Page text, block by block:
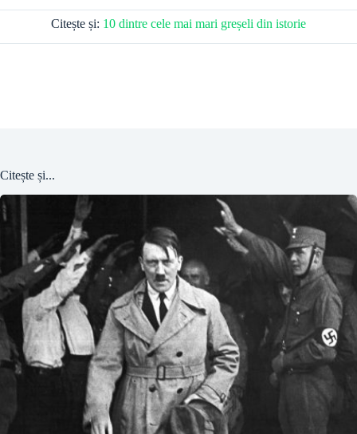
Citește și: 10 dintre cele mai mari greșeli din istorie
Citește și...